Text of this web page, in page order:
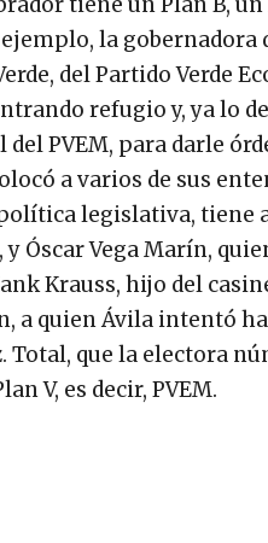
la
del Partido Verde
refugio y, ya lo
PVEM, para darle
a varios de sus
legislativa, tiene
Óscar Vega Marín,
Krauss, hijo del
a quien Ávila intentó
que la electora
V, es decir, PVEM.